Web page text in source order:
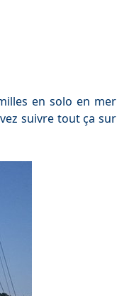
en solo en mer
suivre tout ça sur